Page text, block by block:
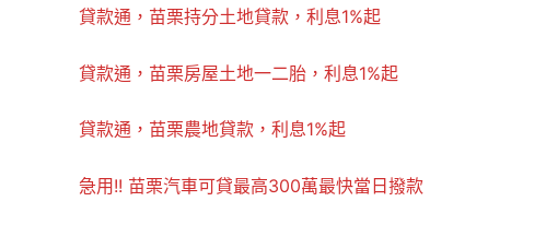
貸款通，苗栗持分土地貸款，利息1%起
貸款通，苗栗房屋土地一二胎，利息1%起
貸款通，苗栗農地貸款，利息1%起
急用!! 苗栗汽車可貸最高300萬最快當日撥款